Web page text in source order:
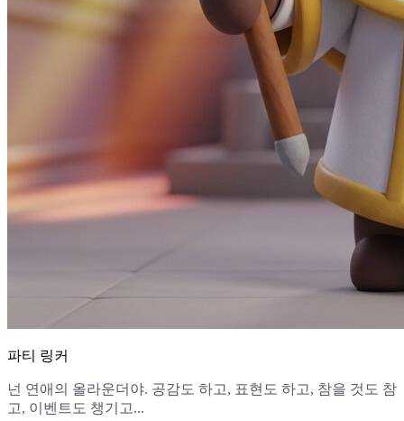
파티 링커
넌 연애의 올라운더야. 공감도 하고, 표현도 하고, 참을 것도 참
고, 이벤트도 챙기고...